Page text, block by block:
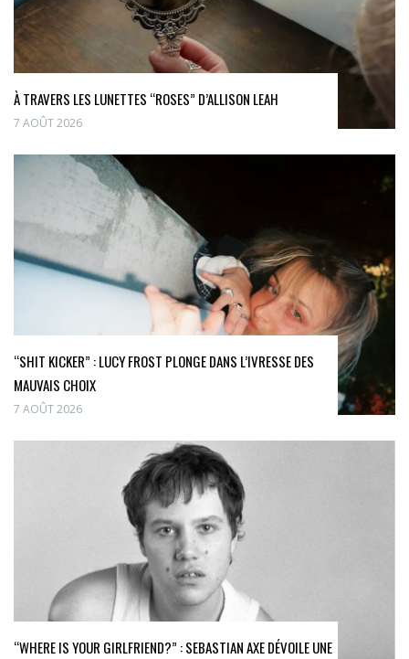
À TRAVERS LES LUNETTES “ROSES” D’ALLISON LEAH
7 AOÛT 2026
“SHIT KICKER” : LUCY FROST PLONGE DANS L’IVRESSE DES
MAUVAIS CHOIX
7 AOÛT 2026
“WHERE IS YOUR GIRLFRIEND?” : SEBASTIAN AXE DÉVOILE UNE